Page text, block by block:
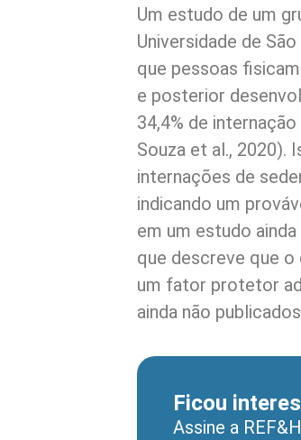
Um estudo de um
Universidade de
que pessoas
e posterior
34,4% de
Souza et al., 2020).
internações de
indicando um
em um estudo
que descreve que
um fator protetor
ainda não
Ficou
Assine a